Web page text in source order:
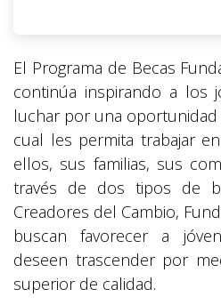
El Programa de Becas
continúa inspirando a los
luchar por una
cual les permita trabajar
ellos, sus familias, sus
través de dos tipos de
Creadores del Cambio,
buscan favorecer a
deseen trascender por
superior de calidad.